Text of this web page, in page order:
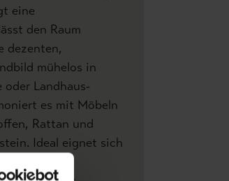
eine
den Raum
dezenten,
mühelos in
oder Landhaus-
es mit Möbeln
Rattan und
Ideal eignet sich